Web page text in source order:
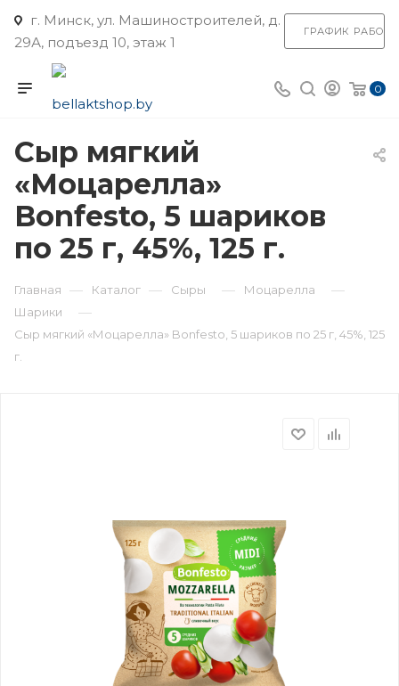
г. Минск, ул. Машиностроителей, д.
29А, подъезд 10, этаж 1
ГРАФИК
0
Сыр мягкий
«Моцарелла»
Bonfesto, 5 шариков
по 25 г, 45%, 125 г.
Главная — Каталог — Сыры — Моцарелла —
Шарики —
Сыр мягкий «Моцарелла» Bonfesto, 5 шариков по 25 г, 45%, 125
г.